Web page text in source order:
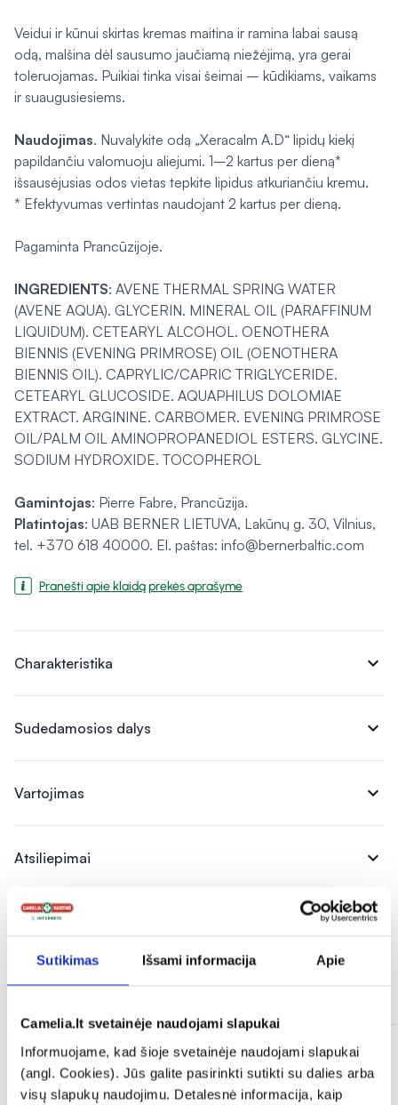
Sutikimas Išsami informacija Apie
Camelia.lt svetainėje naudojami slapukai
Informuojame, kad šioje svetainėje naudojami slapukai
(angl. Cookies). Jūs galite pasirinkti sutikti su dalies arba
visų slapukų naudojimu. Detalesnė informacija, kaip
Veidui ir kūnui skirtas kremas maitina ir ramina labai sausą
odą, malšina dėl sausumo jaučiamą niežėjimą, yra gerai
toleruojamas. Puikiai tinka visai šeimai – kūdikiams, vaikams
ir suaugusiesiems.
Naudojimas. Nuvalykite odą „Xeracalm A.D“ lipidų kiekį
papildančiu valomuoju aliejumi. 1–2 kartus per dieną*
išsausėjusias odos vietas tepkite lipidus atkuriančiu kremu.
* Efektyvumas vertintas naudojant 2 kartus per dieną.
Pagaminta Prancūzijoje.
INGREDIENTS: AVENE THERMAL SPRING WATER
(AVENE AQUA). GLYCERIN. MINERAL OIL (PARAFFINUM
LIQUIDUM). CETEARYL ALCOHOL. OENOTHERA
BIENNIS (EVENING PRIMROSE) OIL (OENOTHERA
BIENNIS OIL). CAPRYLIC/CAPRIC TRIGLYCERIDE.
CETEARYL GLUCOSIDE. AQUAPHILUS DOLOMIAE
EXTRACT. ARGININE. CARBOMER. EVENING PRIMROSE
OIL/PALM OIL AMINOPROPANEDIOL ESTERS. GLYCINE.
SODIUM HYDROXIDE. TOCOPHEROL
Gamintojas: Pierre Fabre, Prancūzija.
Platintojas: UAB BERNER LIETUVA, Lakūnų g. 30, Vilnius,
tel. +370 618 40000. El. paštas: info@bernerbaltic.com
Pranešti apie klaidą prekės aprašyme
Charakteristika expand_more
Sudedamosios dalys expand_more
Vartojimas expand_more
Atsiliepimai expand_more
Tik internete